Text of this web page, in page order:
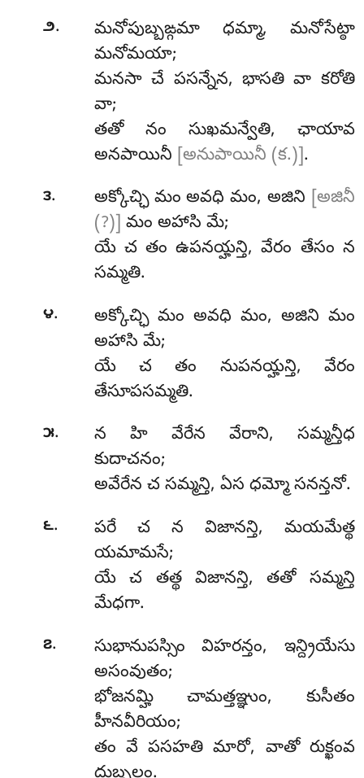
౨.
మనోపుబ్బఙ్గమా ధమ్మా, మనోసేట్ఠా
మనోమయా;
మనసా చే పసన్నేన, భాసతి వా కరోతి
వా;
తతో నం సుఖమన్వేతి, ఛాయావ
అనపాయినీ [అనుపాయినీ (క.)].
౩. అక్కోచ్ఛి మం అవధి మం, అజిని [అజినీ
(?)] మం అహాసి మే;
యే చ తం ఉపనయ్హన్తి, వేరం తేసం న
సమ్మతి.
౪.
అక్కోచ్ఛి మం అవధి మం, అజిని మం
అహాసి మే;
యే చ తం నుపనయ్హన్తి, వేరం
తేసూపసమ్మతి.
౫. న హి వేరేన వేరాని, సమ్మన్తీధ
కుదాచనం;
అవేరేన చ సమ్మన్తి, ఏస ధమ్మో సనన్తనో.
౬. పరే చ న విజానన్తి, మయమేత్థ
యమామసే;
యే చ తత్థ విజానన్తి, తతో సమ్మన్తి
మేధగా.
౭.
సుభానుపస్సిం విహరన్తం, ఇన్ద్రియేసు
అసంవుతం;
భోజనమ్హి చామత్తఞ్ఞుం, కుసీతం
హీనవీరియం;
తం వే పసహతి మారో, వాతో రుక్ఖంవ